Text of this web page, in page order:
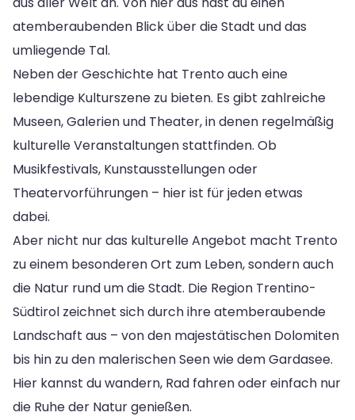
atemberaubenden Blick über die Stadt und das
umliegende Tal.
Neben der Geschichte hat Trento auch eine
lebendige Kulturszene zu bieten. Es gibt zahlreiche
Museen, Galerien und Theater, in denen regelmäßig
kulturelle Veranstaltungen stattfinden. Ob
Musikfestivals, Kunstausstellungen oder
Theatervorführungen – hier ist für jeden etwas
dabei.
Aber nicht nur das kulturelle Angebot macht Trento
zu einem besonderen Ort zum Leben, sondern auch
die Natur rund um die Stadt. Die Region Trentino-
Südtirol zeichnet sich durch ihre atemberaubende
Landschaft aus – von den majestätischen Dolomiten
bis hin zu den malerischen Seen wie dem Gardasee.
Hier kannst du wandern, Rad fahren oder einfach nur
die Ruhe der Natur genießen.